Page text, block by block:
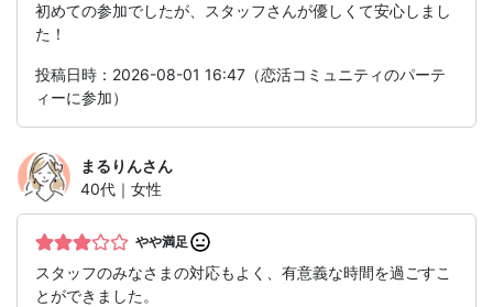
初めての参加でしたが、スタッフさんが優しくて安心しまし
た！
投稿日時：2026-08-01 16:47（恋活コミュニティのパーテ
ィーに参加）
まるりんさん
40代｜女性
やや満足
スタッフのみなさまの対応もよく、有意義な時間を過ごすこ
とができました。